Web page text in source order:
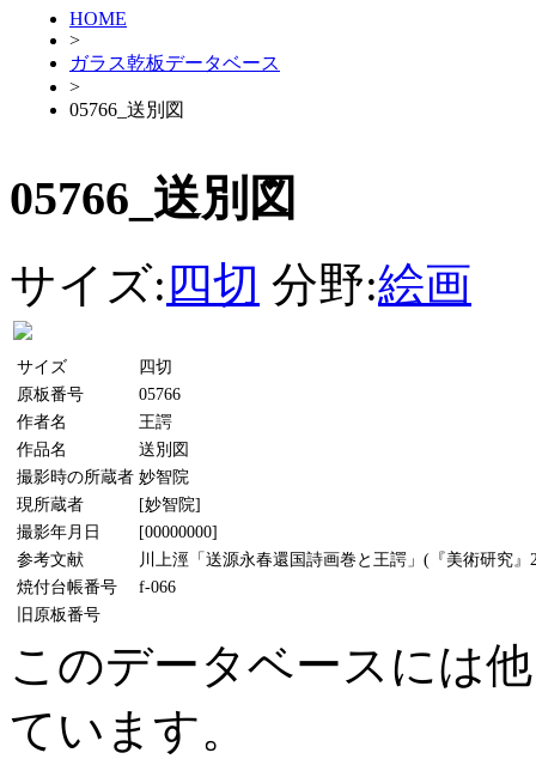
HOME
>
ガラス乾板データベース
>
05766_送別図
05766_送別図
サイズ: 四切 分野:絵画
サイズ
四切
原板番号
05766
作者名
王諤
作品名
送別図
撮影時の所蔵者 妙智院
現所蔵者
[妙智院]
撮影年月日
[00000000]
参考文献
川上涇「送源永春還国詩画巻と王諤」(『美術研究』
焼付台帳番号
f-066
旧原板番号
このデータベースには
ています。